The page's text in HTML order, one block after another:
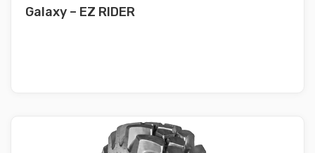
Galaxy – EZ RIDER